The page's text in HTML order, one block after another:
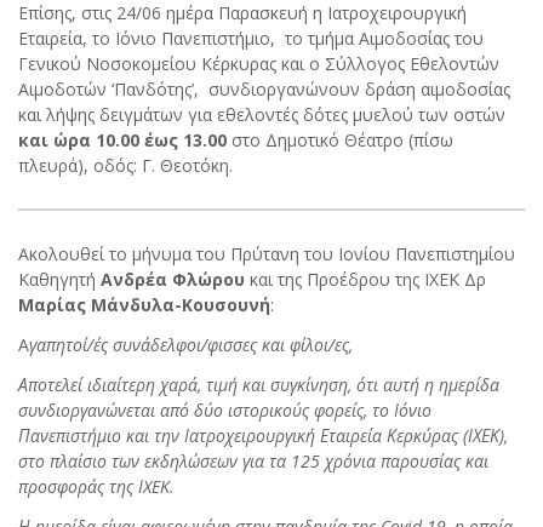
Επίσης, στις 24/06 ημέρα Παρασκευή η Ιατροχειρουργική
Εταιρεία, το Ιόνιο Πανεπιστήμιο, το τμήμα Αιμοδοσίας του
Γενικού Νοσοκομείου Κέρκυρας και ο Σύλλογος Εθελοντών
Αιμοδοτών ‘Πανδότης’, συνδιοργανώνουν δράση αιμοδοσίας
και λήψης δειγμάτων για εθελοντές δότες μυελού των οστών
και ώρα 10.00 έως 13.00 στο Δημοτικό Θέατρο (πίσω
πλευρά), οδός: Γ. Θεοτόκη.
Ακολουθεί το μήνυμα του Πρύτανη του Ιονίου Πανεπιστημίου
Καθηγητή Ανδρέα Φλώρου και της Προέδρου της ΙΧΕΚ Δρ
Μαρίας Μάνδυλα-Κουσουνή:
Αγαπητοί/ές συνάδελφοι/φισσες και φίλοι/ες,
Αποτελεί ιδιαίτερη χαρά, τιμή και συγκίνηση, ότι αυτή η ημερίδα
συνδιοργανώνεται από δύο ιστορικούς φορείς, το Ιόνιο
Πανεπιστήμιο και την Ιατροχειρουργική Εταιρεία Κερκύρας (ΙΧΕΚ),
στο πλαίσιο των εκδηλώσεων για τα 125 χρόνια παρουσίας και
προσφοράς της ΙXEK.